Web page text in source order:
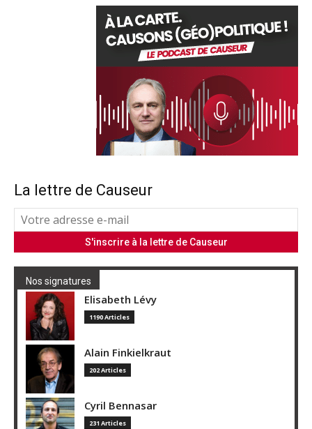
La lettre de Causeur
Nos signatures
Elisabeth Lévy
1190 Articles
Alain Finkielkraut
202 Articles
Cyril Bennasar
231 Articles